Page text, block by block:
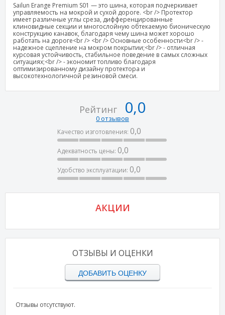
Sailun Erange Premium S01 — это шина, которая подчеркивает
управляемость на мокрой и сухой дороге. <br /> Протектор
имеет различные углы среза, дифференцированные
клиновидные секции и многослойную обтекаемую бионическую
конструкцию канавок, благодаря чему шина может хорошо
работать на дороге<br /> <br /> Основные особенности<br /> -
надежное сцепление на мокром покрытии;<br /> - отличная
курсовая устойчивость, стабильное поведение в самых сложных
ситуациях;<br /> - экономит топливо благодаря
оптимизированному дизайну протектора и
высокотехнологичной резиновой смеси.
Рейтинг 0,0
0 отзывов
Качество изготовления: 0,0
Адекватность цены: 0,0
Удобство эксплуатации: 0,0
АКЦИИ
ОТЗЫВЫ И ОЦЕНКИ
ДОБАВИТЬ ОЦЕНКУ
Отзывы отсутствуют.